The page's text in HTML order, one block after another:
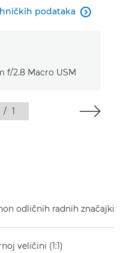
podataka 
/ 1
odličnih radnih značajki
veličini (1:1)